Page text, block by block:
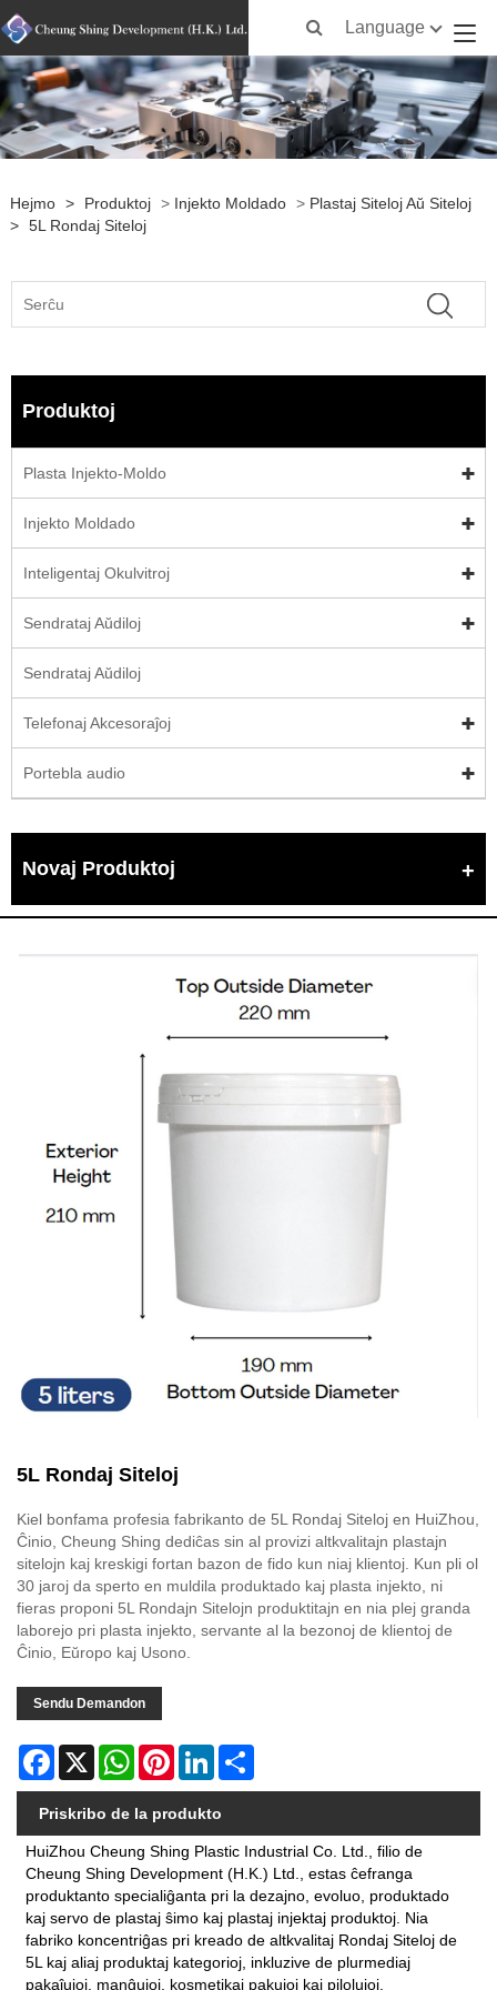
Language
Hejmo > Produktoj > Injekto Moldado > Plastaj Siteloj Aŭ Siteloj
> 5L Rondaj Siteloj
Produktoj
Plasta Injekto-Moldo
Injekto Moldado
Inteligentaj Okulvitroj
Sendrataj Aŭdiloj
Sendrataj Aŭdiloj
Telefonaj Akcesoraĵoj
Portebla audio
Novaj Produktoj
5L Rondaj Siteloj
Kiel bonfama profesia fabrikanto de 5L Rondaj Siteloj en HuiZhou,
Ĉinio, Cheung Shing dediĉas sin al provizi altkvalitajn plastajn
sitelojn kaj kreskigi fortan bazon de fido kun niaj klientoj. Kun pli ol
30 jaroj da sperto en muldila produktado kaj plasta injekto, ni
fieras proponi 5L Rondajn Sitelojn produktitajn en nia plej granda
laborejo pri plasta injekto, servante al la bezonoj de klientoj de
Ĉinio, Eŭropo kaj Usono.
Sendu Demandon
Facebook
X WhatsAppPinterestLinkedIn
Priskribo de la produkto
HuiZhou Cheung Shing Plastic Industrial Co. Ltd., filio de
Cheung Shing Development (H.K.) Ltd., estas ĉefranga
produktanto specialiĝanta pri la dezajno, evoluo, produktado
kaj servo de plastaj ŝimo kaj plastaj injektaj produktoj. Nia
fabriko koncentriĝas pri kreado de altkvalitaj Rondaj Siteloj de
5L kaj aliaj produktaj kategorioj, inkluzive de plurmediaj
pakaĵujoj, manĝujoj, kosmetikaj pakujoj kaj pilolujoj.